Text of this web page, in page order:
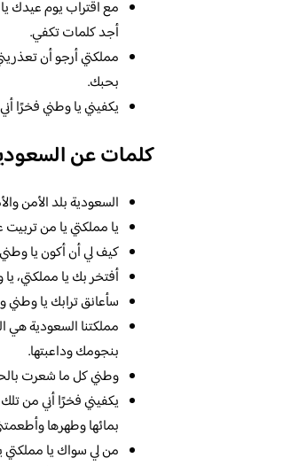
مع اقتراب يوم عيدك
أجد كلمات تكفي.
مملكتي أرجو أن
بحبك.
يكفيني يا وطني فخرًا
كلمات عن
السعودية بلد الأمن
يا مملكتي يا من
كيف لي أن أكون يا
أفتخر بك يا مملكتي، يا
سأعانق ترابك يا
مملكتنا السعودية هي
بنجومك وداعبتها.
وطني كل ما شعرت
يكفيني فخرًا أني من
بمائها وطهرها
من لي سواك يا مملكتي